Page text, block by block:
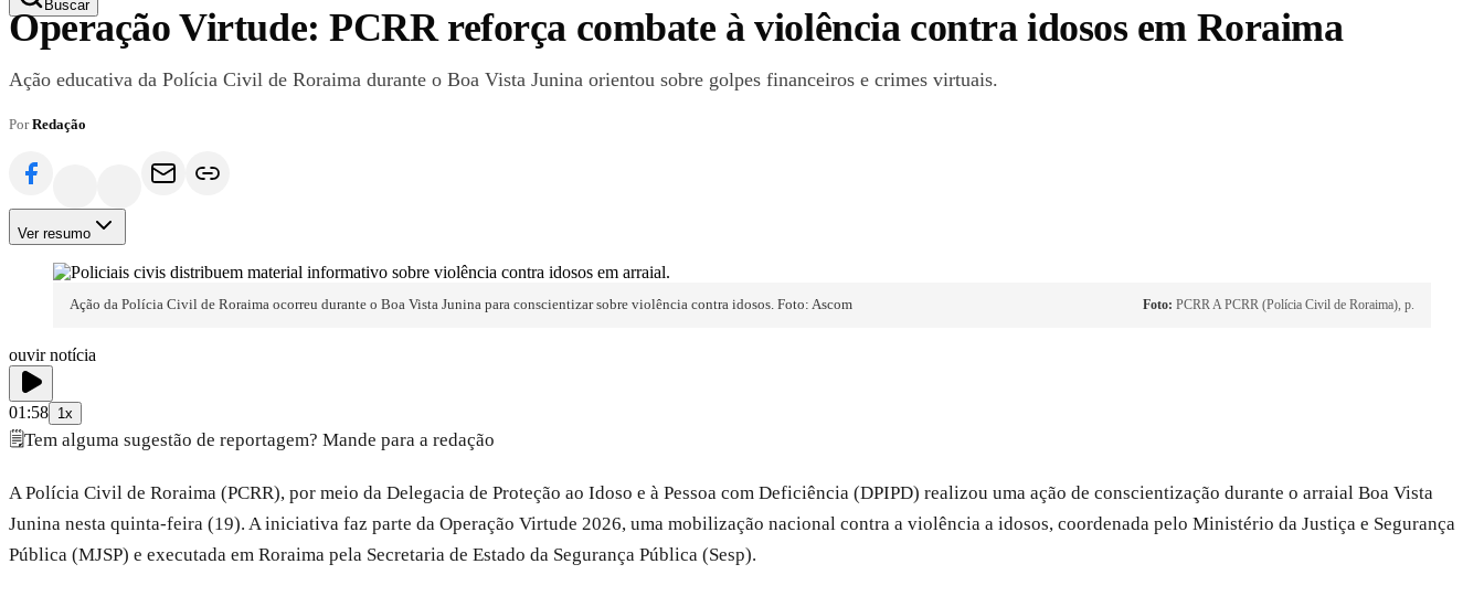
Buscar
Operação Virtude: PCRR reforça combate à violência contra idosos em Roraima
Ação educativa da Polícia Civil de Roraima durante o Boa Vista Junina orientou sobre golpes financeiros e crimes virtuais.
PorRedação
Ver resumo
Ação da Polícia Civil de Roraima ocorreu durante o Boa Vista Junina para conscientizar sobre violência contra idosos. Foto: Ascom Foto: PCRR A PCRR (Polícia Civil de Roraima), p.
ouvir notícia
01:58 1x
🗒️Tem alguma sugestão de reportagem? Mande para a redação
A Polícia Civil de Roraima (PCRR), por meio da Delegacia de Proteção ao Idoso e à Pessoa com Deficiência (DPIPD) realizou uma ação de conscientização durante o arraial Boa Vista
Junina nesta quinta-feira (19). A iniciativa faz parte da Operação Virtude 2026, uma mobilização nacional contra a violência a idosos, coordenada pelo Ministério da Justiça e Segurança
Pública (MJSP) e executada em Roraima pela Secretaria de Estado da Segurança Pública (Sesp).